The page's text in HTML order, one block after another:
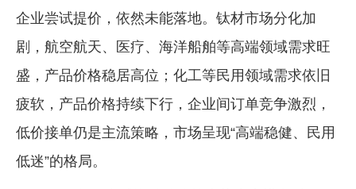
企业尝试提价，依然未能落地。钛材市场分化加
剧，航空航天、医疗、海洋船舶等高端领域需求旺
盛，产品价格稳居高位；化工等民用领域需求依旧
疲软，产品价格持续下行，企业间订单竞争激烈，
低价接单仍是主流策略，市场呈现“高端稳健、民用
低迷”的格局。